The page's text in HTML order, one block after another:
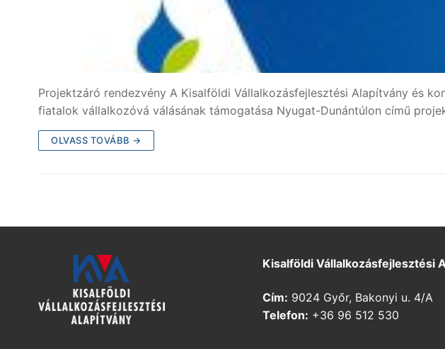
Projektzáró rendezvény A Kisalföldi Vállalkozásfejlesztési Alapítvány és
fiatalok vállalkozóvá válásának támogatása Nyugat-Dunántúlon című
OLVASS TOVÁBB →
Kisalföldi Vállalkozásfejlesztési
Cím: 9024 Győr, Bakonyi u. 4/A
Telefon: +36 96 512 530